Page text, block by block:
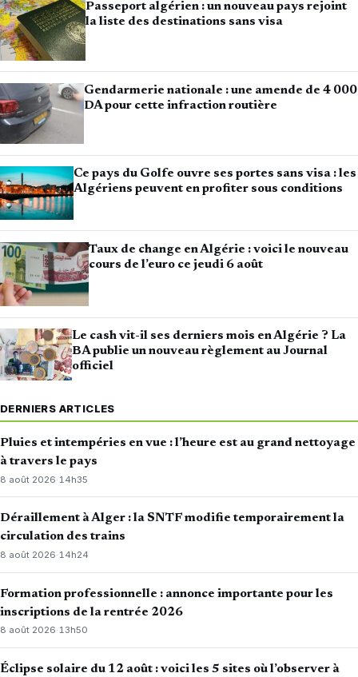
Passeport algérien : un nouveau pays rejoint
la liste des destinations sans visa
Gendarmerie nationale : une amende de 4 000
DA pour cette infraction routière
Ce pays du Golfe ouvre ses portes sans visa : les
Algériens peuvent en profiter sous conditions
Taux de change en Algérie : voici le nouveau
cours de l’euro ce jeudi 6 août
Le cash vit-il ses derniers mois en Algérie ? La
BA publie un nouveau règlement au Journal
officiel
DERNIERS ARTICLES
Pluies et intempéries en vue : l’heure est au grand nettoyage
à travers le pays
8 août 2026· 14h35
Déraillement à Alger : la SNTF modifie temporairement la
circulation des trains
8 août 2026·14h24
Formation professionnelle : annonce importante pour les
inscriptions de la rentrée 2026
8 août 2026·13h50
Éclipse solaire du 12 août : voici les 5 sites où l’observer à